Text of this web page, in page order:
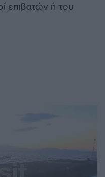
επιβατών ή του